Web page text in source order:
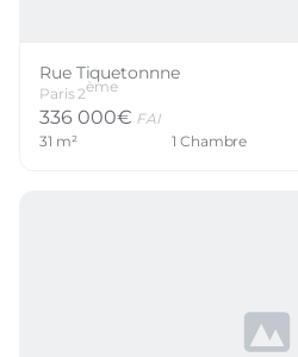
Rue Tiquetonnne
Paris2ème
336 000€ FAI
31 m² 1 Chambre